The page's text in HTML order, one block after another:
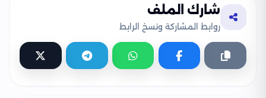
شارك الملف
روابط المشاركة ونسخ الرابط